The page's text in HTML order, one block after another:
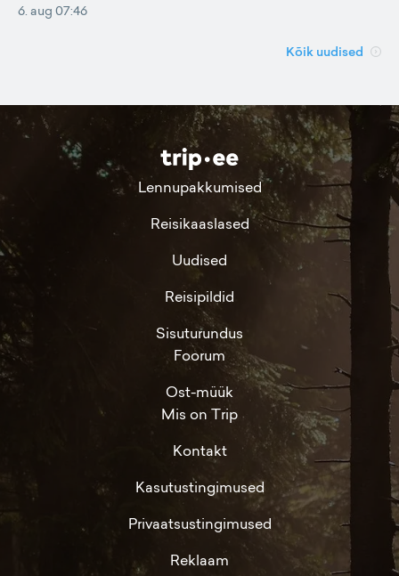
6. aug 07:46
Kõik uudised
Lennupakkumised
Reisikaaslased
Uudised
Reisipildid
Sisuturundus
Foorum
Ost-müük
Mis on Trip
Kontakt
Kasutustingimused
Privaatsustingimused
Reklaam